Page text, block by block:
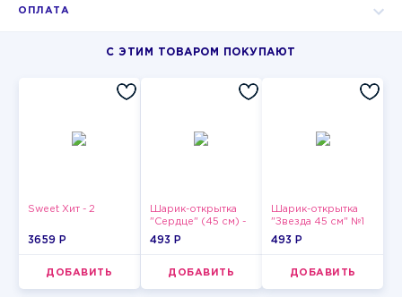
ОПЛАТА
С ЭТИМ ТОВАРОМ ПОКУПАЮТ
Sweet Хит - 2
3659 P
ДОБАВИТЬ
Шарик-открытка
"Сердце" (45 см) -
2
493 P
ДОБАВИТЬ
Шарик-открытка
"Звезда 45 см" №1
493 P
ДОБАВИТЬ